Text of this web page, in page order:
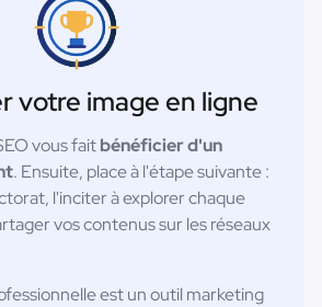
votre image en ligne
vous faitbénéficier d'un
. Ensuite, place à l'étape suivante :
l'inciter à explorer chaque
vos contenus sur les réseaux
est un outil marketing